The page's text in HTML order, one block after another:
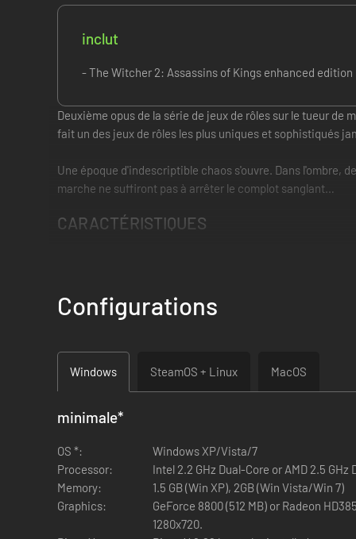
inclut
- The Witcher 2: Assassins of Kings enhanced edition
Deuxième opus de la série de jeux de rôles sur le tueur
fait un des jeux de rôles les plus uniques et sophistiqués
Une époque d'indescriptible chaos s'ouvre. Dans l'ombre,
marche ne suffiront pas à arrêter le complot sanglant…
CARACTÉRISTIQUES
Plongez dans l'immense histoire non linéaire et
Lancez-vous dans une grande aventure complexe,
Configurations
Windows SteamOS + Linux MacOS
minimale*
OS *:
Windows XP/Vista/7
Processor:
Intel 2.2 GHz Dual-Core or AMD 2.5 GHz
Memory:
1.5 GB (Win XP), 2GB (Win Vista/Win 7)
Graphics:
GeForce 8800 (512 MB) or Radeon
1280x720.